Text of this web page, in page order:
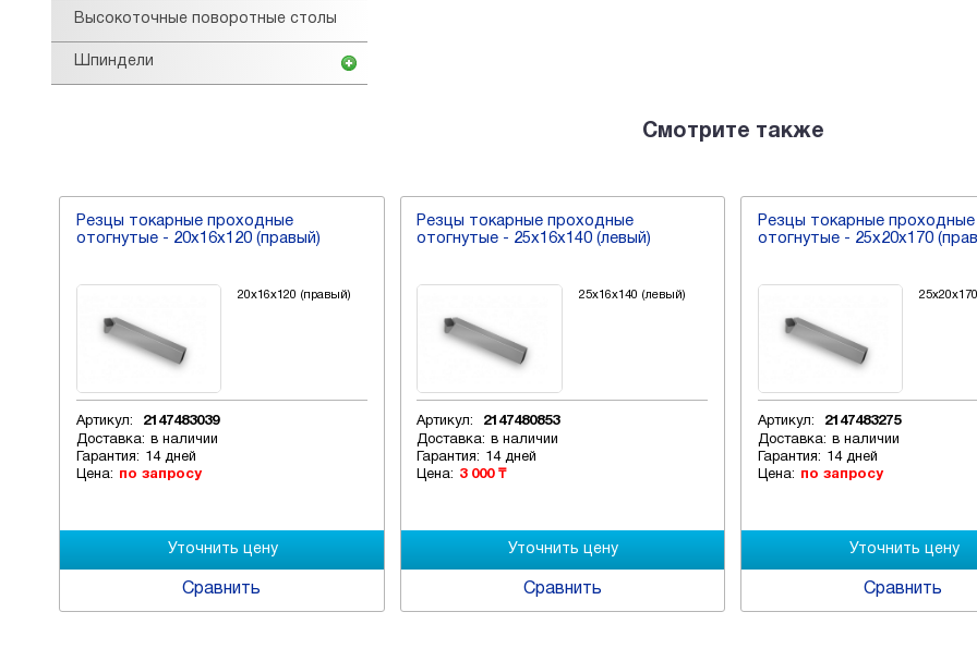
Высокоточные поворотные столы
Шпиндели
Смотрите также
Резцы токарные проходные
отогнутые - 20х16х120 (правый)
20х16х120 (правый)
Артикул:
2147483039
Доставка: в наличии
Гарантия: 14 дней
Цена: по запросу
Сравнить
Резцы токарные проходные
отогнутые - 25х16х140 (левый)
25х16х140 (левый)
Артикул:
2147480853
Доставка: в наличии
Гарантия: 14 дней
Цена: 3 000 ₸
Сравнить
Резцы токарные проходные
отогнутые - 25х20х170
Артикул:
2147483275
Доставка: в наличии
Гарантия: 14 дней
Цена: по запросу
Сравнить